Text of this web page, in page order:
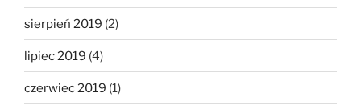
sierpień 2019 (2)
lipiec 2019 (4)
czerwiec 2019 (1)